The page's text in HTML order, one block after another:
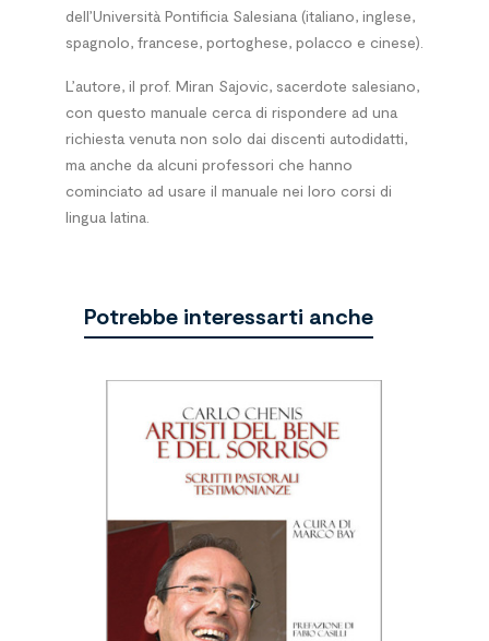
dell’Università Pontificia Salesiana (italiano, inglese,
spagnolo, francese, portoghese, polacco e cinese).
L’autore, il prof. Miran Sajovic, sacerdote salesiano,
con questo manuale cerca di rispondere ad una
richiesta venuta non solo dai discenti autodidatti,
ma anche da alcuni professori che hanno
cominciato ad usare il manuale nei loro corsi di
lingua latina.
Potrebbe interessarti anche